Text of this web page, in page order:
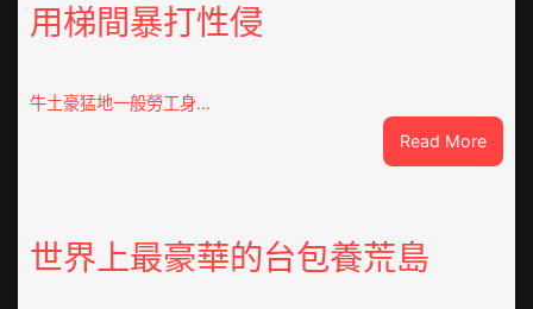
用梯間暴打性侵
牛土豪猛地一般勞工身…
Read More:
指
世界上最豪華的台包養荒島